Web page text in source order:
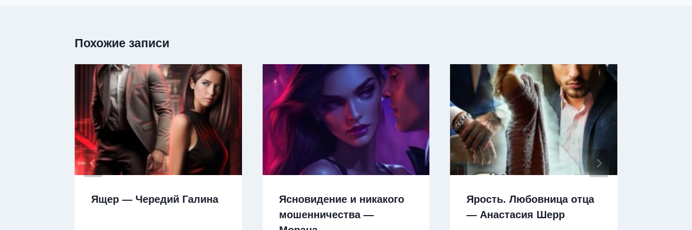
Похожие записи
Ящер — Чередий Галина
Ясновидение и никакого
мошенничества —
Ярость. Любовница отца
— Анастасия Шерр